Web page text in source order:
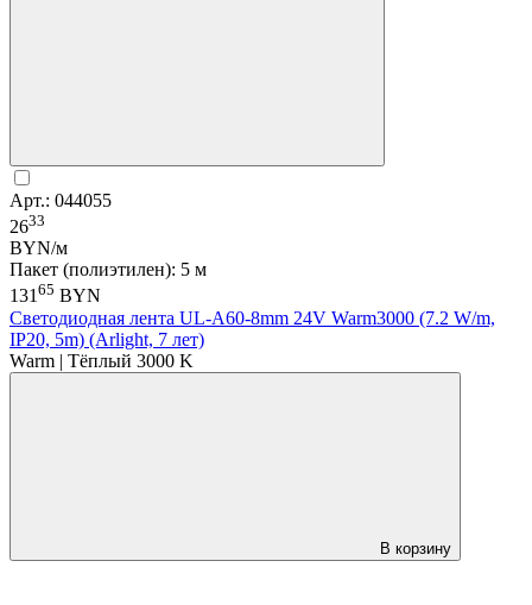
Арт.: 044055
2633
BYN/м
Пакет (полиэтилен): 5 м
13165 BYN
Светодиодная лента UL-A60-8mm 24V Warm3000 (7.2 W/m,
IP20, 5m) (Arlight, 7 лет)
Warm | Тёплый 3000 K
В корзину